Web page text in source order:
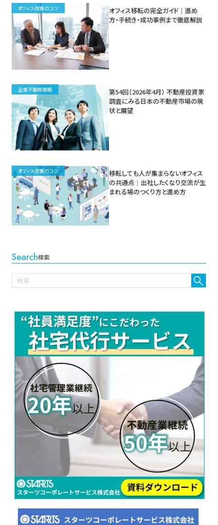
オフィス改善のコツ
オフィス移転の完全ガイド｜進め
方・手続き・成功事例まで徹底解説
企業不動産戦略
第54回（2026年4月） 不動産投資家
調査にみる日本の不動産市場の現
状と展望
オフィス改善のコツ
移転しても人が集まらないオフィス
の共通点｜出社したくなり交流が生
まれる場のつくり方と進め方
Search検索